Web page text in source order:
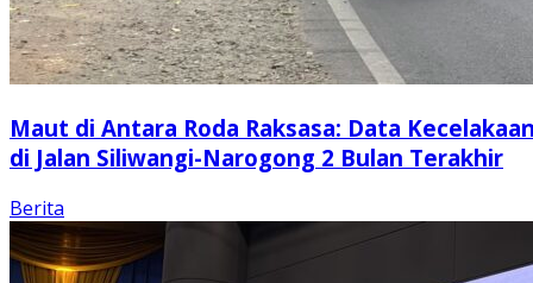
Maut di Antara Roda Raksasa: Data
di Jalan Siliwangi-Narogong 2 Bulan Terakhir
Berita